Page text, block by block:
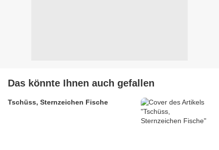
Das könnte Ihnen auch gefallen
Tschüss, Sternzeichen Fische